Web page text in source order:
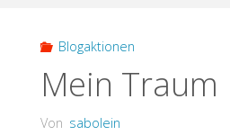
Blogaktionen
Mein Traum
Von sabolein